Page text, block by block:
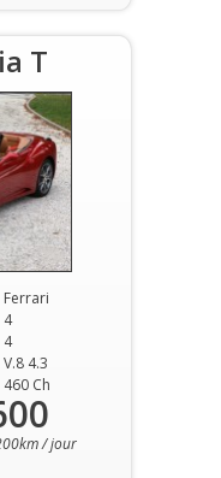
T
Ferrari
4
4
V.8 4.3
460 Ch
/ jour